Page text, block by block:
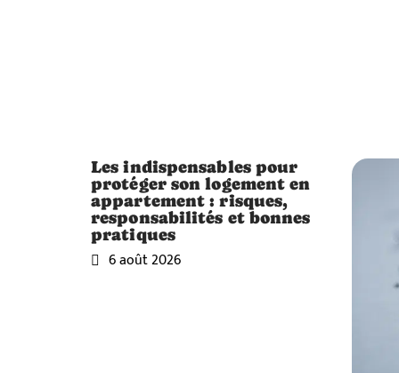
Les indispensables pour
protéger son logement en
appartement : risques,
responsabilités et bonnes
pratiques
6 août 2026